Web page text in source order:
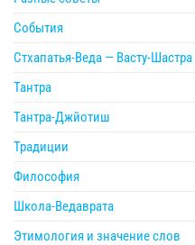
События
Стхапатья-Веда — Васту-Шастра
Тантра
Тантра-Джйотиш
Традиции
Философия
Школа-Ведаврата
Этимология и значение слов